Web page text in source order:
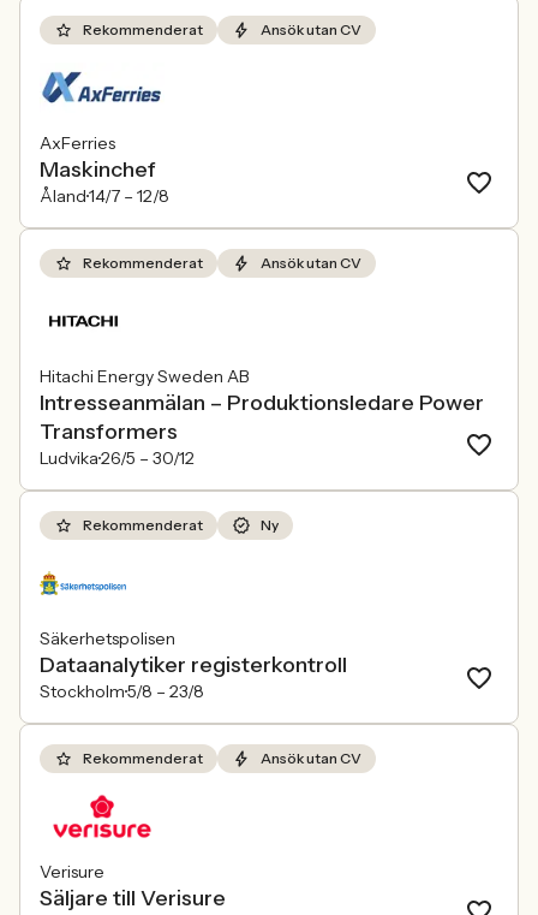
Rekommenderat Ansök utan CV
AxFerries
Maskinchef
Åland14/7 – 12/8
Rekommenderat Ansök utan CV
Hitachi Energy Sweden AB
Intresseanmälan – Produktionsledare Power
Transformers
Ludvika26/5 – 30/12
Rekommenderat Ny
Säkerhetspolisen
Dataanalytiker registerkontroll
Stockholm5/8 – 23/8
Rekommenderat Ansök utan CV
Verisure
Säljare till Verisure